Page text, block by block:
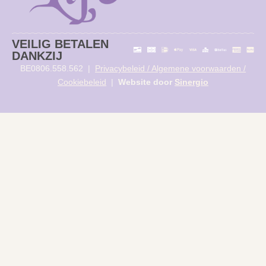
VEILIG BETALEN
DANKZIJ
BE0806.558.562 | Privacybeleid / Algemene voorwaarden /
Cookiebeleid | Website door Sinergio